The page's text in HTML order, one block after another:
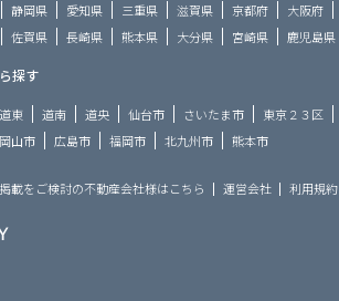
静岡県 愛知県 三重県 滋賀県 京都府 大阪府
佐賀県 長崎県 熊本県 大分県 宮崎県 鹿児島県
探す
道東 道南 道央 仙台市 さいたま市 東京２３区
岡山市 広島市 福岡市 北九州市 熊本市
掲載をご検討の不動産会社様はこちら 運営会社 利用規約